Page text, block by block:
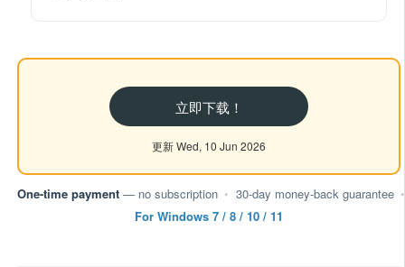
立即下载！
更新 Wed, 10 Jun 2026
One-time payment — no subscription • 30-day money-back guarantee •
For Windows 7 / 8 / 10 / 11